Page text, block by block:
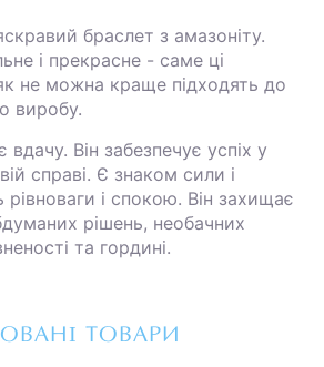
браслет з амазоніту.
і прекрасне - саме ці
не можна краще підходять до
виробу.
вдачу. Він забезпечує успіх у
справі. Є знаком сили і
рівноваги і спокою. Він захищає
рішень, необачних
та гордині.
ТОВАРИ